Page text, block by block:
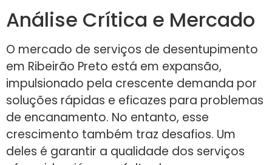
Análise Crítica e Mercado
O mercado de serviços de desentupimento
em Ribeirão Preto está em expansão,
impulsionado pela crescente demanda por
soluções rápidas e eficazes para problemas
de encanamento. No entanto, esse
crescimento também traz desafios. Um
deles é garantir a qualidade dos serviços